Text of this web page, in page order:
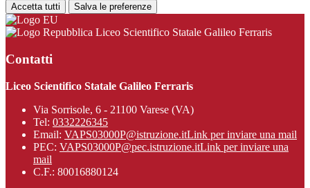
Accetta tutti Salva le preferenze
Liceo Scientifico Statale Galileo Ferraris
Contatti
Liceo Scientifico Statale Galileo Ferraris
Via Sorrisole, 6 - 21100 Varese (VA)
Tel: 0332226345
Email: VAPS03000P@istruzione.itLink per inviare una mail
PEC: VAPS03000P@pec.istruzione.itLink per inviare una
mail
C.F.: 80016880124